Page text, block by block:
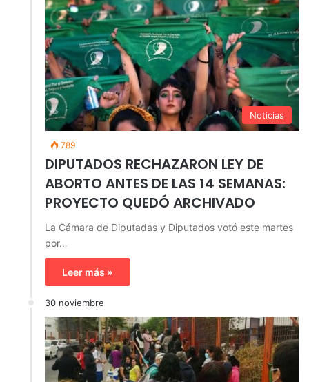
Noticias
789
DIPUTADOS RECHAZARON LEY DE
ABORTO ANTES DE LAS 14 SEMANAS:
PROYECTO QUEDÓ ARCHIVADO
La Cámara de Diputadas y Diputados votó este martes
por…
Leer más »
30 noviembre